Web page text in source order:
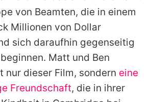
von Beamten, die in einem
Millionen von Dollar
sich daraufhin gegenseitig
Matt und Ben
nur dieser Film, sondern eine
Freundschaft, die in ihrer